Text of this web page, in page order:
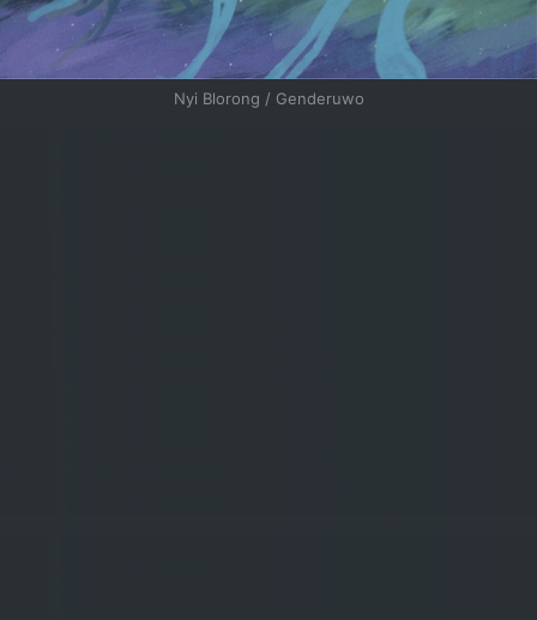
Nyi Blorong / Genderuwo